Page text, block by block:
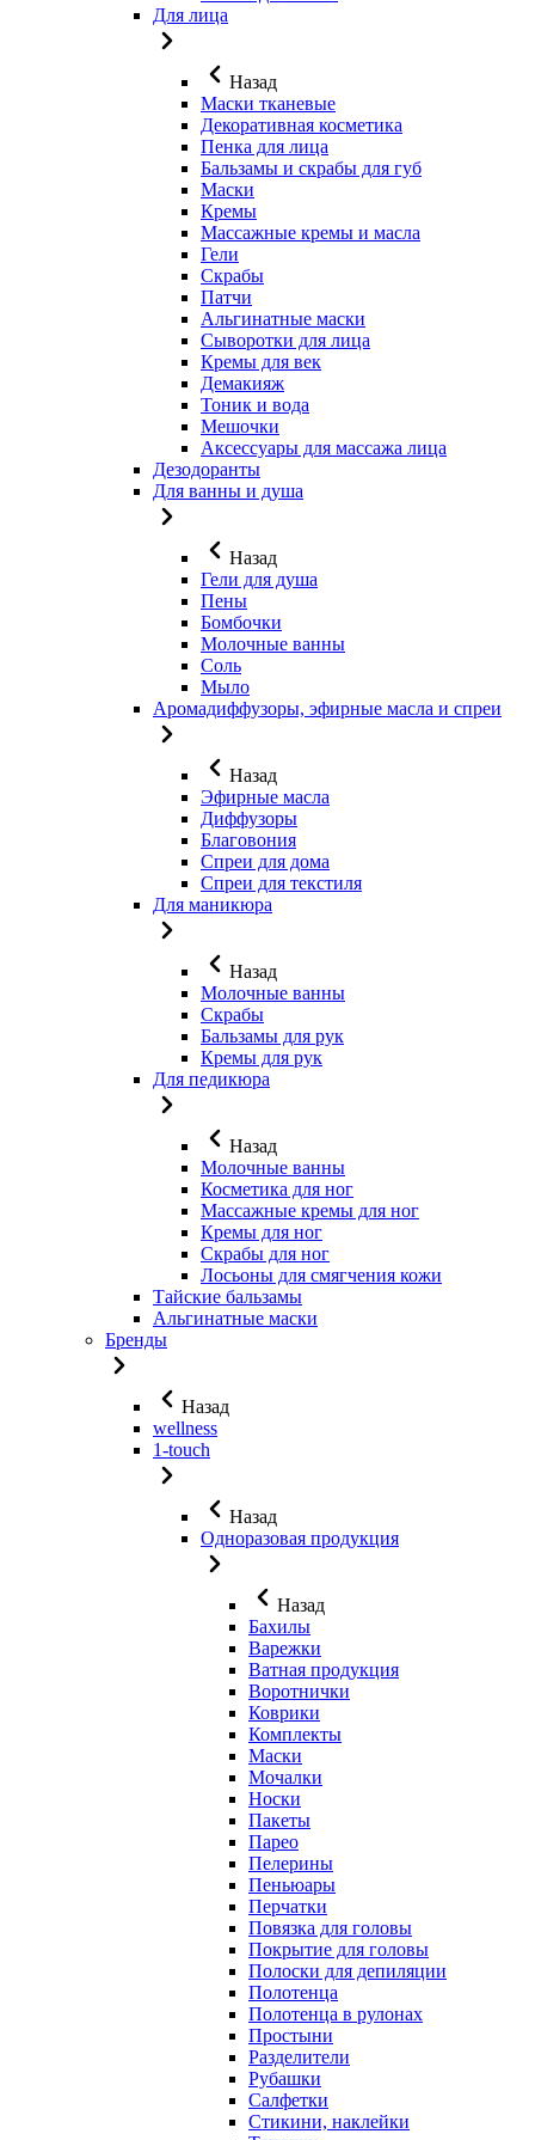
Для лица
Назад
Маски тканевые
Декоративная косметика
Пенка для лица
Бальзамы и скрабы для губ
Маски
Кремы
Массажные кремы и масла
Гели
Скрабы
Патчи
Альгинатные маски
Сыворотки для лица
Кремы для век
Демакияж
Тоник и вода
Мешочки
Аксессуары для массажа лица
Дезодоранты
Для ванны и душа
Назад
Гели для душа
Пены
Бомбочки
Молочные ванны
Соль
Мыло
Аромадиффузоры, эфирные масла и спреи
Назад
Эфирные масла
Диффузоры
Благовония
Спреи для дома
Спреи для текстиля
Для маникюра
Назад
Молочные ванны
Скрабы
Бальзамы для рук
Кремы для рук
Для педикюра
Назад
Молочные ванны
Косметика для ног
Массажные кремы для ног
Кремы для ног
Скрабы для ног
Лосьоны для смягчения кожи
Тайские бальзамы
Альгинатные маски
Бренды
Назад
wellness
1-touch
Назад
Одноразовая продукция
Назад
Бахилы
Варежки
Ватная продукция
Воротнички
Коврики
Комплекты
Маски
Мочалки
Носки
Пакеты
Парео
Пелерины
Пеньюары
Перчатки
Повязка для головы
Покрытие для головы
Полоски для депиляции
Полотенца
Полотенца в рулонах
Простыни
Разделители
Рубашки
Салфетки
Стикини, наклейки